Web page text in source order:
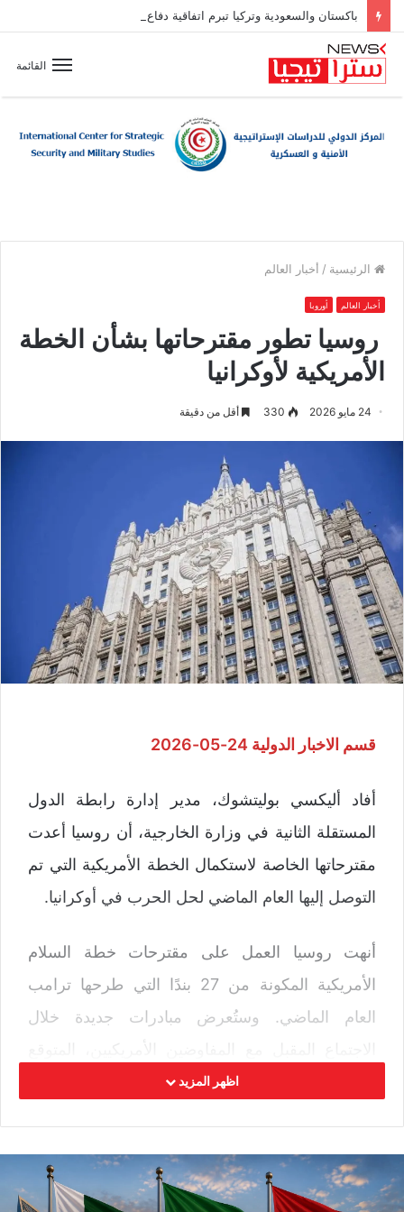
باكستان والسعودية وتركيا تبرم اتفاقية دفاع مشترك
القائمة
الرئيسية / أخبار العالم
أخبار العالم أوروبا
روسيا تطور مقترحاتها بشأن الخطة
الأمريكية لأوكرانيا
24 مايو 2026 330 أقل من دقيقة
قسم الاخبار الدولية 24-05-2026
أفاد أليكسي بوليتشوك، مدير إدارة رابطة الدول
المستقلة الثانية في وزارة الخارجية، أن روسيا أعدت
مقترحاتها الخاصة لاستكمال الخطة الأمريكية التي تم
التوصل إليها العام الماضي لحل الحرب في أوكرانيا.
أنهت روسيا العمل على مقترحات خطة السلام
الأمريكية المكونة من 27 بندًا التي طرحها ترامب
العام الماضي. وستُعرض مبادرات جديدة خلال
وصولهم إلى موسكو قريبًا. مع ذلك، لم يُدلِ بوليتشوك
بعد جولات مثمرة في أبو ظبي وجنيف، قام خبراؤنا
اظهر المزيد